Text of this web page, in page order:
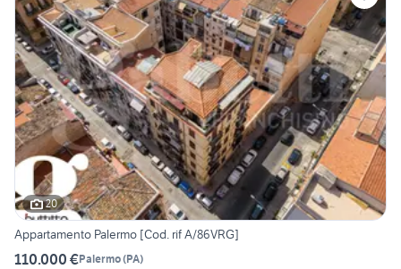
20
Appartamento Palermo [Cod. rif A/86VRG]
110.000 €Palermo(PA)